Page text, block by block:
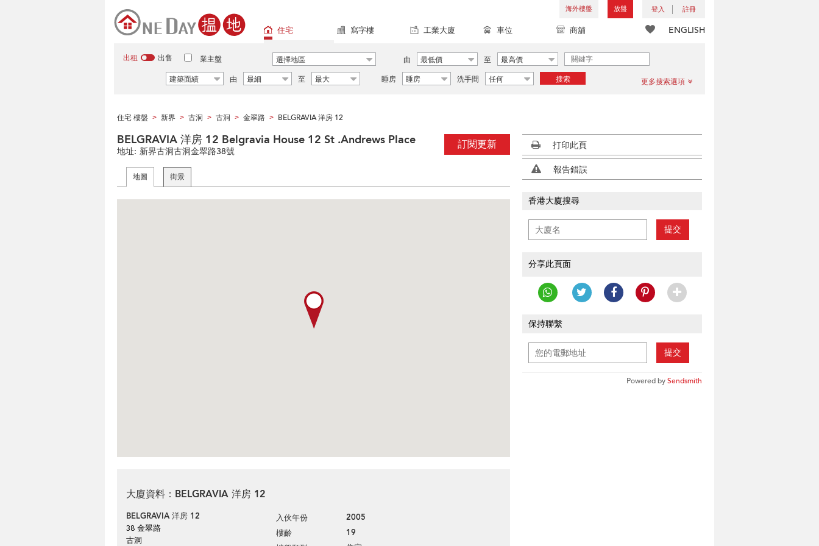
海外樓盤 放盤 登入 註冊
ENGLISH
住宅 寫字樓 工業大廈 車位 商舖
出租 出售 業主盤 選擇地區 由 最低價 至
最高價
建築面績
由 最細 至 最大 睡房 睡房 洗手間 任何 搜索 更多搜索選項
住宅 樓盤 > 新界 > 古洞 > 古洞 > 金翠路 > BELGRAVIA 洋房 12
訂閱更新
BELGRAVIA 洋房 12 Belgravia House 12 St .Andrews Place
地址: 新界古洞古洞金翠路38號
地圖 街景
大廈資料：BELGRAVIA 洋房 12
BELGRAVIA 洋房 12
38 金翠路
古洞
入伙年份 2005
樓齡 19
打印此頁
報告錯誤
香港大廈搜尋
提交
分享此頁面
保持聯繫
提交
Powered bySendsmith